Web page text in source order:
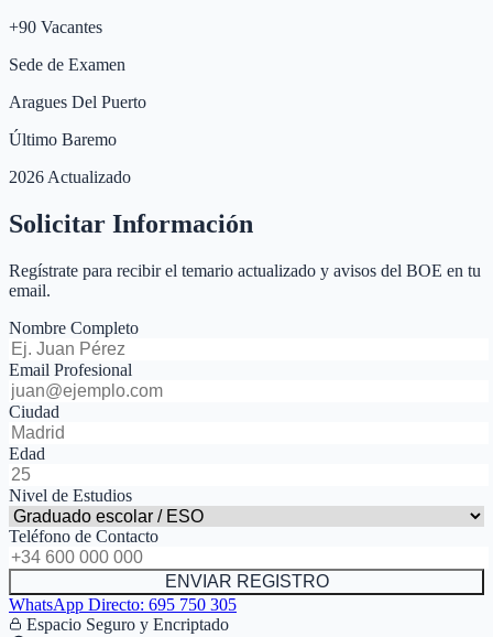
+90 Vacantes
Sede de Examen
Aragues Del Puerto
Último Baremo
2026 Actualizado
Solicitar Información
Regístrate para recibir el temario actualizado y avisos del BOE en tu
email.
Nombre Completo
Email Profesional
Ciudad
Edad
Nivel de Estudios
Teléfono de Contacto
ENVIAR REGISTRO
WhatsApp Directo: 695 750 305
Espacio Seguro y Encriptado